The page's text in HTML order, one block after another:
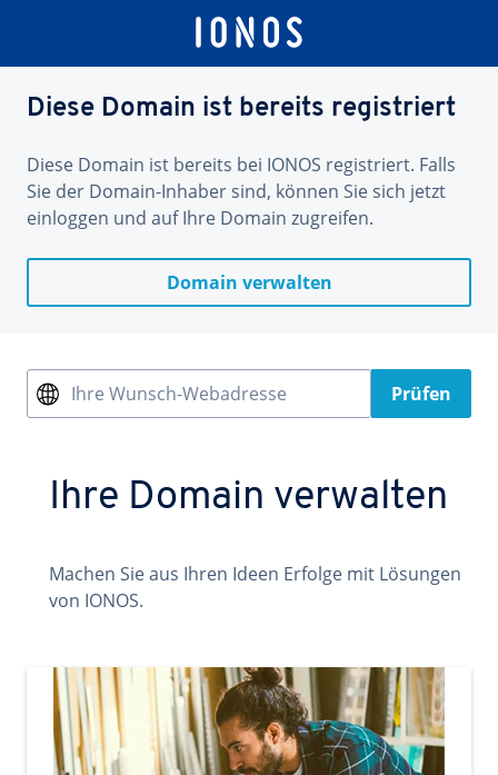
Diese Domain ist bereits registriert
Diese Domain ist bereits bei IONOS registriert. Falls
Sie der Domain-Inhaber sind, können Sie sich jetzt
einloggen und auf Ihre Domain zugreifen.
Domain verwalten
Ihre Wunsch-Webadresse Prüfen
Ihre Domain verwalten
Machen Sie aus Ihren Ideen Erfolge mit Lösungen
von IONOS.